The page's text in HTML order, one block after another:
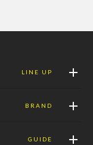
LINE UP
BRAND
GUIDE